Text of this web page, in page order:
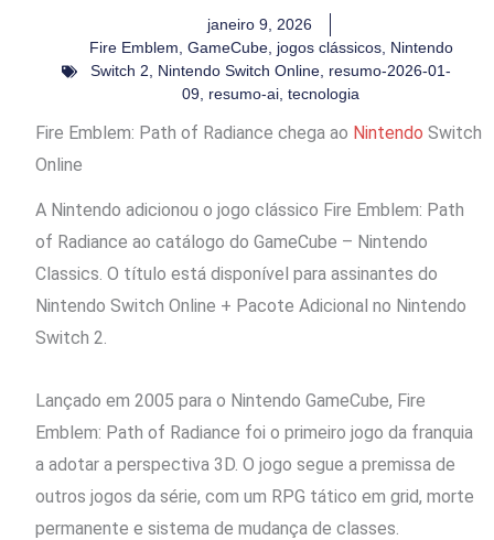
janeiro 9, 2026
Fire Emblem, GameCube, jogos clássicos, Nintendo
Switch 2, Nintendo Switch Online, resumo-2026-01-
09, resumo-ai, tecnologia
Fire Emblem: Path of Radiance chega ao Nintendo Switch
Online
A Nintendo adicionou o jogo clássico Fire Emblem: Path
of Radiance ao catálogo do GameCube – Nintendo
Classics. O título está disponível para assinantes do
Nintendo Switch Online + Pacote Adicional no Nintendo
Switch 2.
Lançado em 2005 para o Nintendo GameCube, Fire
Emblem: Path of Radiance foi o primeiro jogo da franquia
a adotar a perspectiva 3D. O jogo segue a premissa de
outros jogos da série, com um RPG tático em grid, morte
permanente e sistema de mudança de classes.